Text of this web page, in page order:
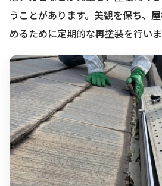
うことがあります。美観を保ち、
めるために定期的な再塗装を行い